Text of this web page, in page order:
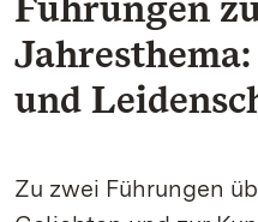
und
Zu zwei Führungen